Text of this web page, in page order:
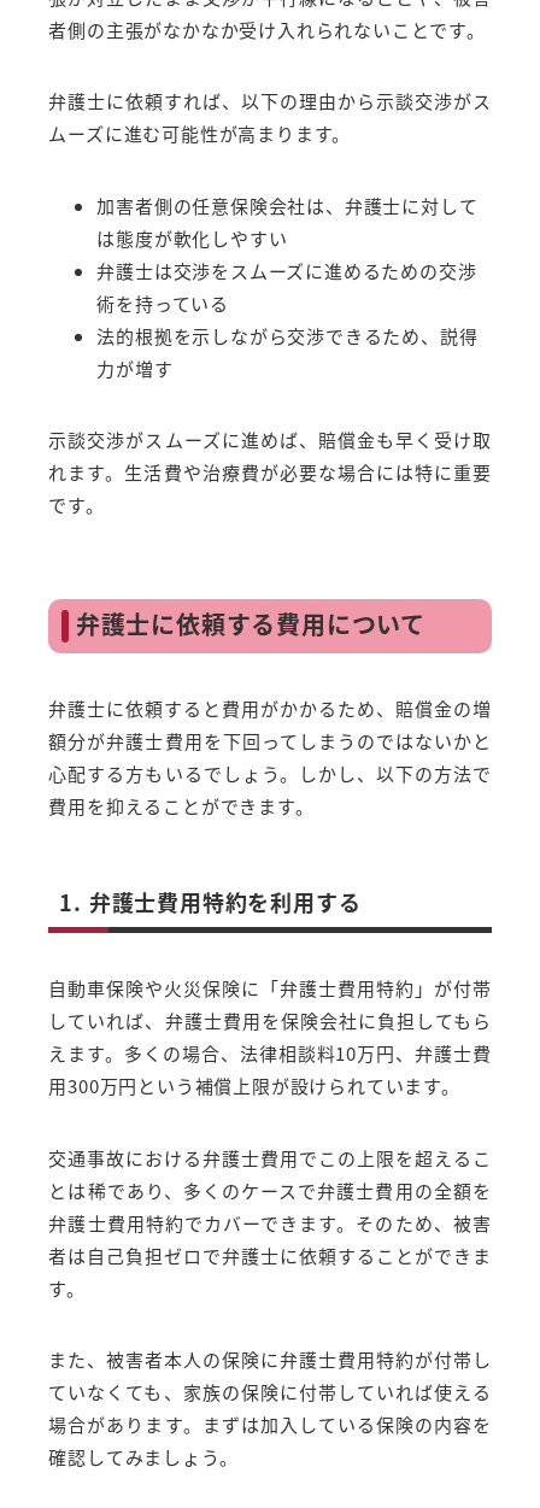
者側の主張がなかなか受け入れられないことです。
弁護士に依頼すれば、以下の理由から示談交渉がス
ムーズに進む可能性が高まります。
加害者側の任意保険会社は、弁護士に対して
は態度が軟化しやすい
弁護士は交渉をスムーズに進めるための交渉
術を持っている
法的根拠を示しながら交渉できるため、説得
力が増す
示談交渉がスムーズに進めば、賠償金も早く受け取
れます。生活費や治療費が必要な場合には特に重要
です。
弁護士に依頼する費用について
弁護士に依頼すると費用がかかるため、賠償金の増
額分が弁護士費用を下回ってしまうのではないかと
心配する方もいるでしょう。しかし、以下の方法で
費用を抑えることができます。
1. 弁護士費用特約を利用する
自動車保険や火災保険に「弁護士費用特約」が付帯
していれば、弁護士費用を保険会社に負担してもら
えます。多くの場合、法律相談料10万円、弁護士費
用300万円という補償上限が設けられています。
交通事故における弁護士費用でこの上限を超えるこ
とは稀であり、多くのケースで弁護士費用の全額を
弁護士費用特約でカバーできます。そのため、被害
者は自己負担ゼロで弁護士に依頼することができま
す。
また、被害者本人の保険に弁護士費用特約が付帯し
ていなくても、家族の保険に付帯していれば使える
場合があります。まずは加入している保険の内容を
確認してみましょう。